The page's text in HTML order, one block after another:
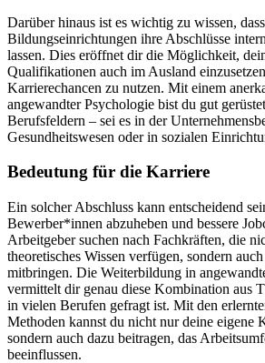
Darüber hinaus ist es wichtig zu wissen,
Bildungseinrichtungen ihre Abschlüsse
lassen. Dies eröffnet dir die Möglichkeit,
Qualifikationen auch im Ausland
Karrierechancen zu nutzen. Mit einem
angewandter Psychologie bist du gut
Berufsfeldern – sei es in der
Gesundheitswesen oder in sozialen
Bedeutung für die Karriere
Ein solcher Abschluss kann entscheidend
Bewerber*innen abzuheben und bessere
Arbeitgeber suchen nach Fachkräften, die
theoretisches Wissen verfügen, sondern
mitbringen. Die Weiterbildung in
vermittelt dir genau diese Kombination aus
in vielen Berufen gefragt ist. Mit den
Methoden kannst du nicht nur deine eigene
sondern auch dazu beitragen, das
beeinflussen.